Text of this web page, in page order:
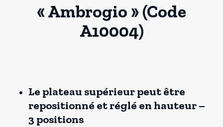
« Ambrogio » (Code
A10004)
Le plateau supérieur peut être
repositionné et réglé en hauteur –
3 positions